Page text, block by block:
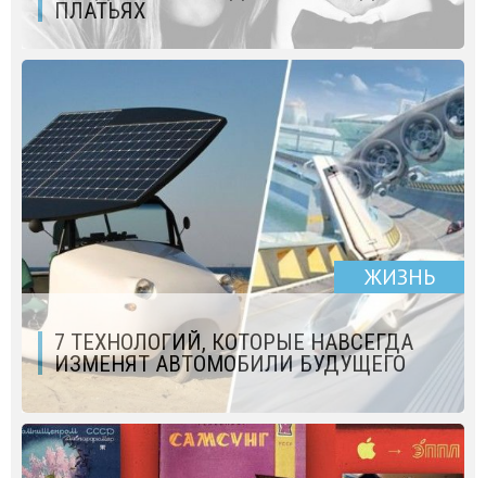
ПЛАТЬЯХ
ЖИЗНЬ
7 ТЕХНОЛОГИЙ, КОТОРЫЕ НАВСЕГДА
ИЗМЕНЯТ АВТОМОБИЛИ БУДУЩЕГО